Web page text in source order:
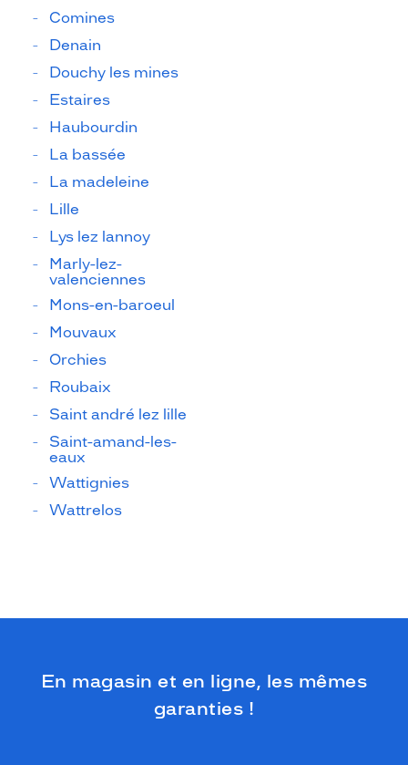
Comines
Denain
Douchy les mines
Estaires
Haubourdin
La bassée
La madeleine
Lille
Lys lez lannoy
Marly-lez-
valenciennes
Mons-en-baroeul
Mouvaux
Orchies
Roubaix
Saint andré lez lille
Saint-amand-les-
eaux
Wattignies
Wattrelos
En magasin et en ligne, les mêmes
garanties !